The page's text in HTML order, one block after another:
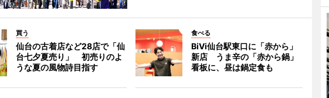
買う
仙台の古着店など28店で「仙
台七夕夏売り」 初売りのよ
うな夏の風物詩目指す
食べる
BiVi仙台駅東口に「赤から」
新店 うま辛の「赤から鍋」
看板に、昼は鍋定食も